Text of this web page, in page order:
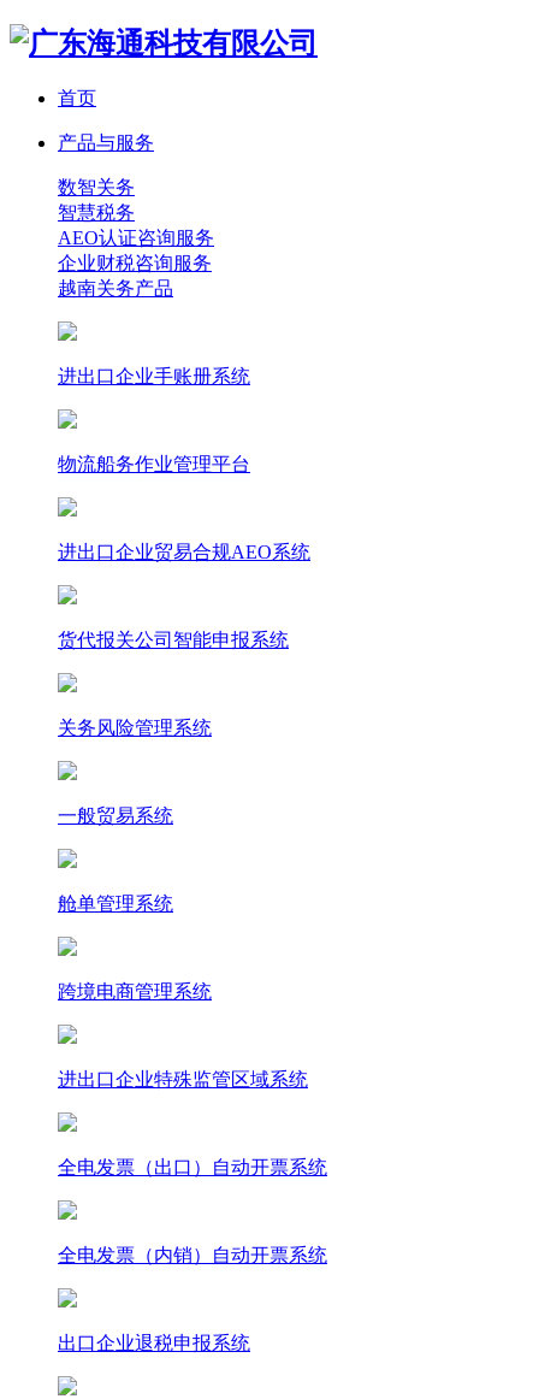
首页
产品与服务
数智关务
智慧税务
AEO认证咨询服务
企业财税咨询服务
越南关务产品
进出口企业手账册系统
物流船务作业管理平台
进出口企业贸易合规AEO系统
货代报关公司智能申报系统
关务风险管理系统
一般贸易系统
舱单管理系统
跨境电商管理系统
进出口企业特殊监管区域系统
全电发票（出口）自动开票系统
全电发票（内销）自动开票系统
出口企业退税申报系统